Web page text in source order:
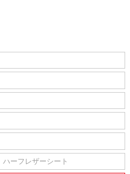
ハーフレザーシート